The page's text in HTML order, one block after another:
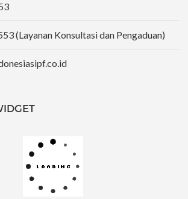
(Layanan Konsultasi dan Pengaduan)